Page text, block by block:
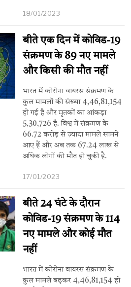
18/01/2023
बीते एक दिन में कोविड-19
संक्रमण के 89 नए मामले
और किसी की मौत नहीं
भारत में कोरोना वायरस संक्रमण के
कुल मामलों की संख्या 4,46,81,154
हो गई है और मृतकों का आंकड़ा
5,30,726 है. विश्व में संक्रमण के
66.72 करोड़ से ज़्यादा मामले सामने
आए हैं और अब तक 67.24 लाख से
अधिक लोगों की मौत हो चुकी है.
17/01/2023
बीते 24 घंटे के दौरान
कोविड-19 संक्रमण के 114
नए मामले और कोई मौत
नहीं
भारत में कोरोना वायरस संक्रमण के
कुल मामले बढ़कर 4,46,81,154 हो